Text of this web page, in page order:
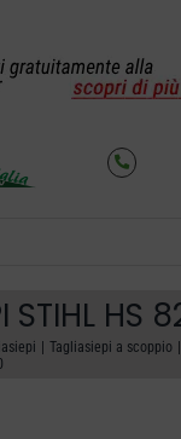
STIHL HS
Tagliasiepi a scoppio